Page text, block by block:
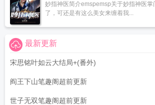
妙指神医简介emspemsp关于妙指神医掌
了，可还是有这么美女来缠着我...
最新更新
宋思铭叶如云大结局+(番外)
阎王下山笔趣阁超前更新
世子无双笔趣阁超前更新